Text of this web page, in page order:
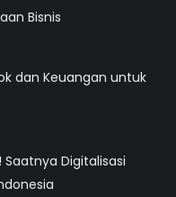
Bisnis
dan Keuangan untuk
Digitalisasi